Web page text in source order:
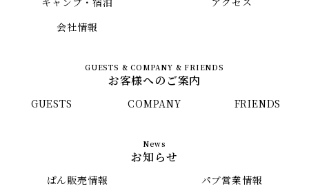
会社情報
お客様へのご案内
GUESTS COMPANY FRIENDS
お知らせ
ぱん販売情報
パブ営業情報